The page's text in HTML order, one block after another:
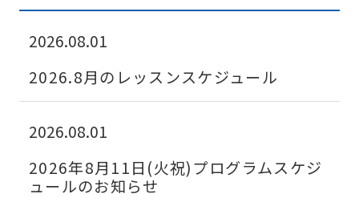
2026.08.01
2026.8月のレッスンスケジュール
2026.08.01
2026年8月11日(火祝)プログラムスケジ
ュールのお知らせ